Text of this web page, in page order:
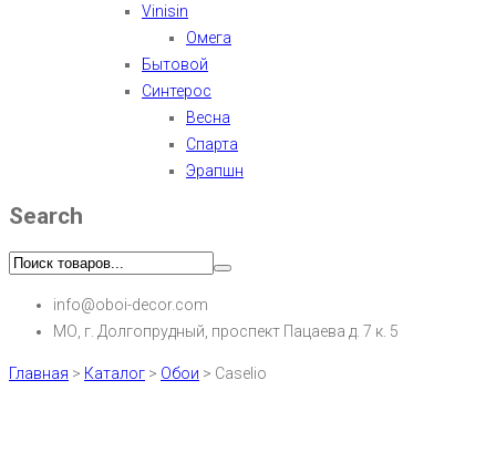
Vinisin
Омега
Бытовой
Синтерос
Весна
Спарта
Эрапшн
Search
info@oboi-decor.com
МО, г. Долгопрудный, проспект Пацаева д. 7 к. 5
Главная > Каталог > Обои > Caselio